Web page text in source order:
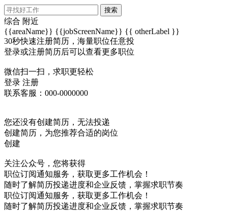
搜索
综合 附近
{{areaName}} {{jobScreenName}} {{ otherLabel }}
30秒快速注册简历，海量职位任意投
登录或注册简历后可以查看更多职位
微信扫一扫，求职更轻松
登录 注册
联系客服：000-0000000
您还没有创建简历，无法投递
创建简历，为您推荐合适的岗位
创建
关注公众号，您将获得
职位订阅通知服务，获取更多工作机会！
随时了解简历投递进度和企业反馈，掌握求职节奏
职位订阅通知服务，获取更多工作机会！
随时了解简历投递进度和企业反馈，掌握求职节奏